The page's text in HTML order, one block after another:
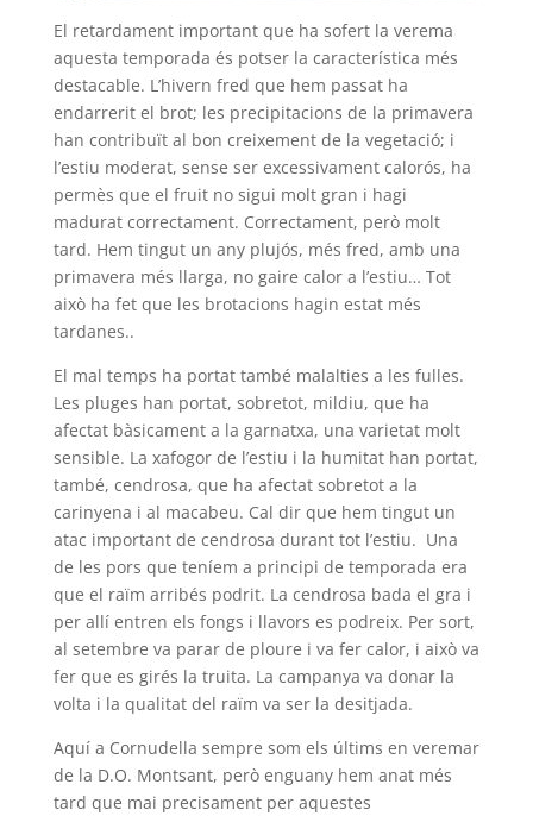
El retardament important que ha sofert la verema
aquesta temporada és potser la característica més
destacable. L’hivern fred que hem passat ha
endarrerit el brot; les precipitacions de la primavera
han contribuït al bon creixement de la vegetació; i
l’estiu moderat, sense ser excessivament calorós, ha
permès que el fruit no sigui molt gran i hagi
madurat correctament. Correctament, però molt
tard. Hem tingut un any plujós, més fred, amb una
primavera més llarga, no gaire calor a l’estiu… Tot
això ha fet que les brotacions hagin estat més
tardanes..
El mal temps ha portat també malalties a les fulles.
Les pluges han portat, sobretot, mildiu, que ha
afectat bàsicament a la garnatxa, una varietat molt
sensible. La xafogor de l’estiu i la humitat han portat,
també, cendrosa, que ha afectat sobretot a la
carinyena i al macabeu. Cal dir que hem tingut un
atac important de cendrosa durant tot l’estiu. Una
de les pors que teníem a principi de temporada era
que el raïm arribés podrit. La cendrosa bada el gra i
per allí entren els fongs i llavors es podreix. Per sort,
al setembre va parar de ploure i va fer calor, i això va
fer que es girés la truita. La campanya va donar la
volta i la qualitat del raïm va ser la desitjada.
Aquí a Cornudella sempre som els últims en veremar
de la D.O. Montsant, però enguany hem anat més
tard que mai precisament per aquestes